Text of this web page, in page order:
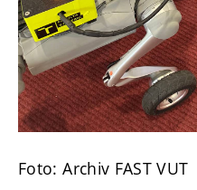
Foto: Archiv FAST VUT